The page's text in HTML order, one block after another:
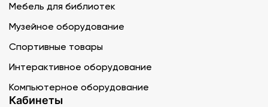
Мебель для библиотек
Музейное оборудование
Спортивные товары
Интерактивное оборудование
Компьютерное оборудование
Кабинеты